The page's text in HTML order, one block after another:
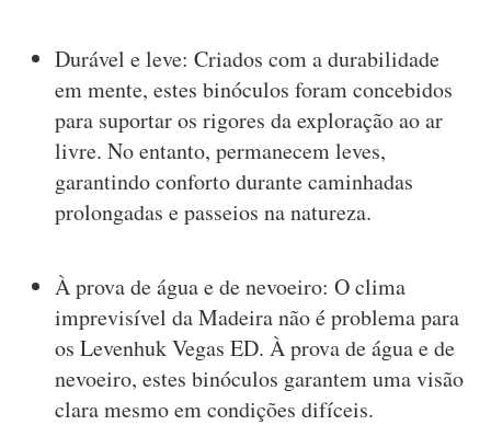
Durável e leve: Criados com a durabilidade
em mente, estes binóculos foram concebidos
para suportar os rigores da exploração ao ar
livre. No entanto, permanecem leves,
garantindo conforto durante caminhadas
prolongadas e passeios na natureza.
À prova de água e de nevoeiro: O clima
imprevisível da Madeira não é problema para
os Levenhuk Vegas ED. À prova de água e de
nevoeiro, estes binóculos garantem uma visão
clara mesmo em condições difíceis.